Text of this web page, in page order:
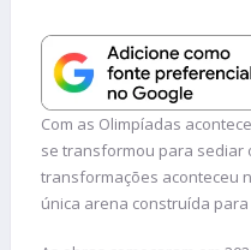
Com as Olimpíadas
se transformou para sediar
transformações aconteceu
única arena construída